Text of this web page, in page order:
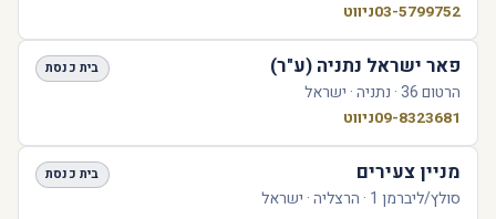
03-5799752ניווט
פאר ישראל נתניה (ע"ר) בית כנסת
הרטום 36 · נתניה · ישראל
09-8323681ניווט
מניין צעירים בית כנסת
סולץ/ליברמן 1 · הרצליה · ישראל